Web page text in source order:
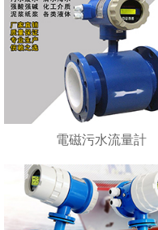
電磁污水流量計